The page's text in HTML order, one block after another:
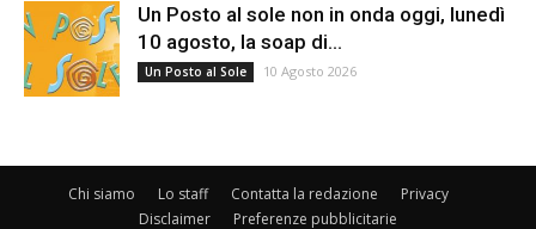
Un Posto al sole non in onda oggi, lunedì
10 agosto, la soap di...
Un Posto al Sole 10 Agosto 2026
Chi siamo Lo staff Contatta la redazione
Privacy
Disclaimer
Preferenze pubblicitarie